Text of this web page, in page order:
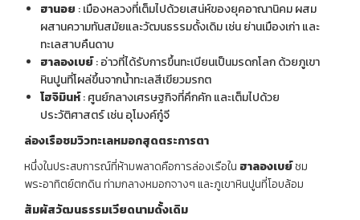
ฮานอย : เมืองหลวงที่เต็มไปด้วยเสน่ห์ของยุคอาณานิคม ผสม
ผสานความทันสมัยและวัฒนธรรมดั้งเดิม เช่น ย่านเมืองเก่า และ
ทะเลสาบคืนดาบ
ฮาลองเบย์: อ่าวที่ได้รับการขึ้นทะเบียนเป็นมรดกโลก ด้วยภูเขา
หินปูนที่โผล่ขึ้นจากน้ำทะเลสีเขียวมรกต
โฮจิมินห์: ศูนย์กลางเศรษฐกิจที่คึกคัก และเต็มไปด้วย
ประวัติศาสตร์ เช่น อุโมงค์กู๋จี
ล่องเรือชมวิวทะเลหมอกสุดตระการตา
หนึ่งในประสบการณ์ที่ห้ามพลาดคือการล่องเรือใน ฮาลองเบย์ชม
พระอาทิตย์ตกดิน ท่ามกลางหมอกจางๆ และภูเขาหินปูนที่โอบล้อม
สัมผัสวัฒนธรรมเวียดนามดั้งเดิม